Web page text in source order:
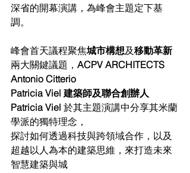
深省的開幕演講，為峰會主題定下基
調。
峰會首天議程聚焦城市構想及移動革新
兩大關鍵議題， ACPV ARCHITECTS
Antonio Citterio
Patricia Viel 建築師及聯合創辦人
Patricia Viel 於其主題演講中分享其米蘭
學派的獨特理念，
探討如何透過科技與跨領域合作，以及
超越以人為本的建築思維，來打造未來
智慧建築與城